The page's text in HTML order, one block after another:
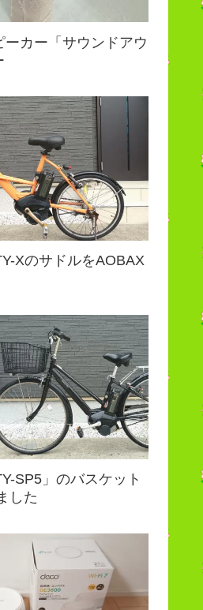
ーカー「サウンドアウ
XのサドルをAOBAX
SP5」のバスケット
した